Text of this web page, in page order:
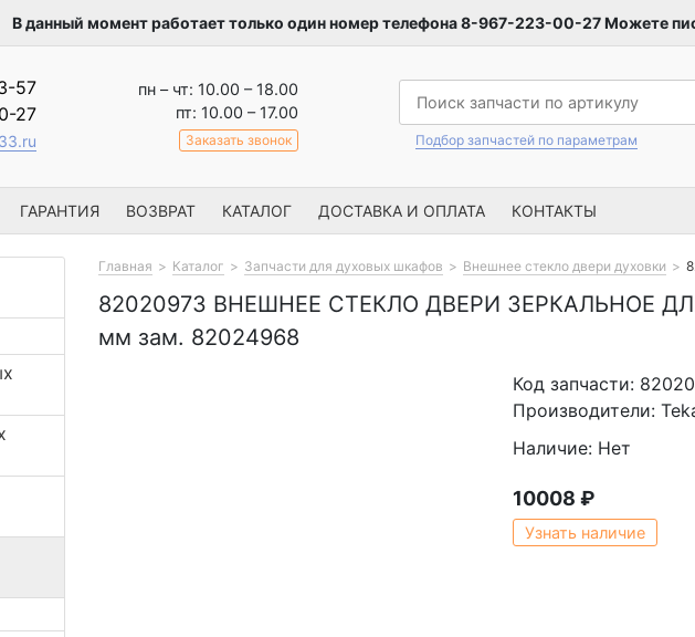
В данный момент работает только один номер телефона 8-967-223-00-27 Можете
57
27
пн – чт: 10.00 – 18.00
пт: 10.00 – 17.00
Заказать звонок Подбор запчастей по параметрам
ГАРАНТИЯ ВОЗВРАТ КАТАЛОГ ДОСТАВКА И ОПЛАТА КОНТАКТЫ
Главная Каталог Запчасти для духовых шкафов Внешнее стекло двери духовки
82020973 ВНЕШНЕЕ СТЕКЛО ДВЕРИ ЗЕРКАЛЬНОЕ
мм зам. 82024968
Код запчасти:
Производители:
Наличие: Нет
10008 ₽
Узнать наличие